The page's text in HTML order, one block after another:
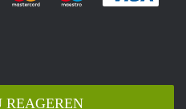
REAGEREN